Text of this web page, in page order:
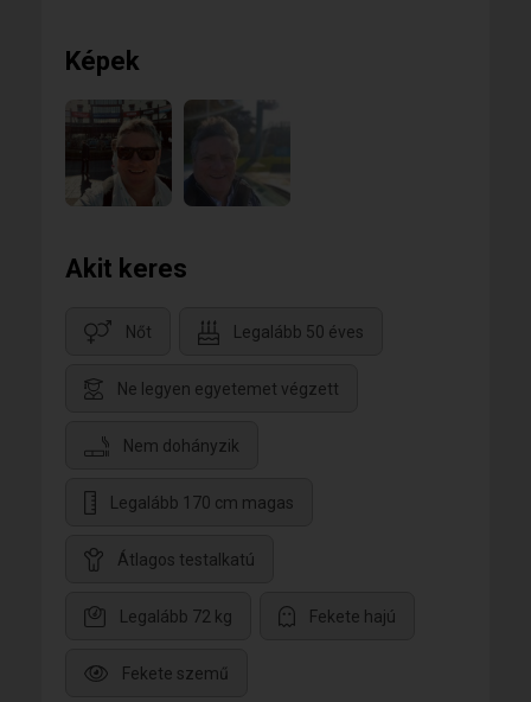
Képek
Akit keres
Nőt Legalább 50 éves
Ne legyen egyetemet végzett
Nem dohányzik
Legalább 170 cm magas
Átlagos testalkatú
Legalább 72 kg Fekete hajú
Fekete szemű